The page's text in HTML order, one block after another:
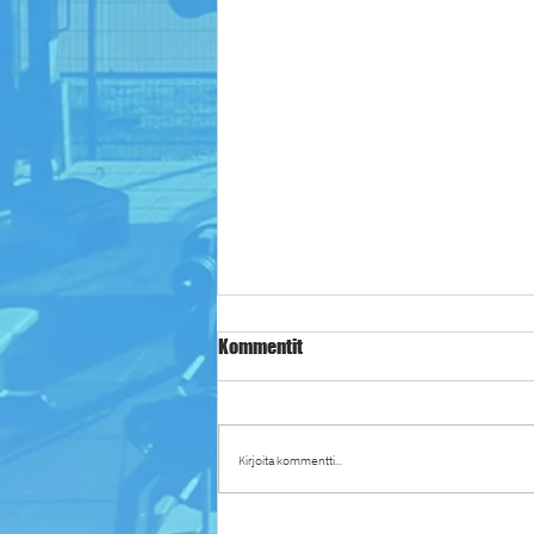
🌴4KK-KESÄKORTTI 2025🌴
Kommentit
Kirjoita kommentti...